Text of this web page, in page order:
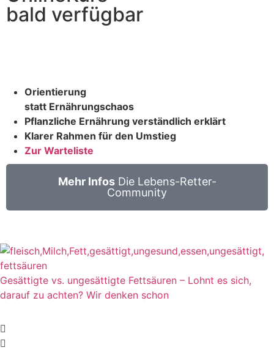
bald verfügbar
Orientierung
statt Ernährungschaos
Pflanzliche Ernährung verständlich erklärt
Klarer Rahmen für den Umstieg
Zur Warteliste
Mehr InfosDie Lebens-Retter-
Community
Gesättigte vs. ungesättigte Fettsäuren – Lohnt es sich,
darauf zu achten? Wir denken schon